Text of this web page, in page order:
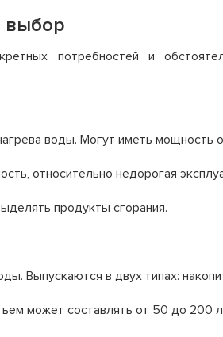
выбор
потребностей и
воды. Могут иметь мощность
относительно недорогая
продукты сгорания.
Выпускаются в двух типах:
может составлять от 50 до 200